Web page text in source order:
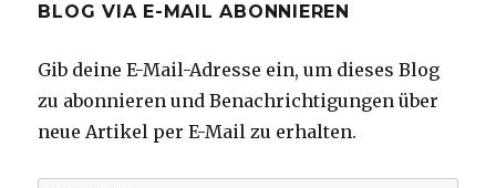
BLOG VIA E-MAIL ABONNIEREN
Gib deine E-Mail-Adresse ein, um dieses Blog
zu abonnieren und Benachrichtigungen über
neue Artikel per E-Mail zu erhalten.